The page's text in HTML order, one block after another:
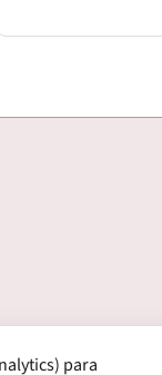
para